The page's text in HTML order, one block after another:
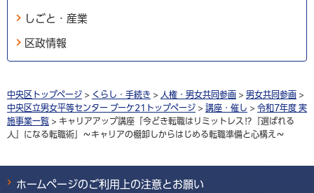
しごと・産業
区政情報
中央区トップページ > くらし・手続き > 人権・男女共同参画 > 男女共同参画 >
中央区立男女平等センター ブーケ21トップページ > 講座・催し > 令和7年度 実
施事業一覧 > キャリアアップ講座「今どき転職はリミットレス⁉『選ばれる
人』になる転職術」～キャリアの棚卸しからはじめる転職準備と心構え～
ホームページのご利用上の注意とお願い